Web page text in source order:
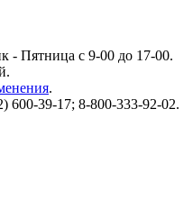
- Пятница с 9-00 до 17-00.
.
600-39-17; 8-800-333-92-02.